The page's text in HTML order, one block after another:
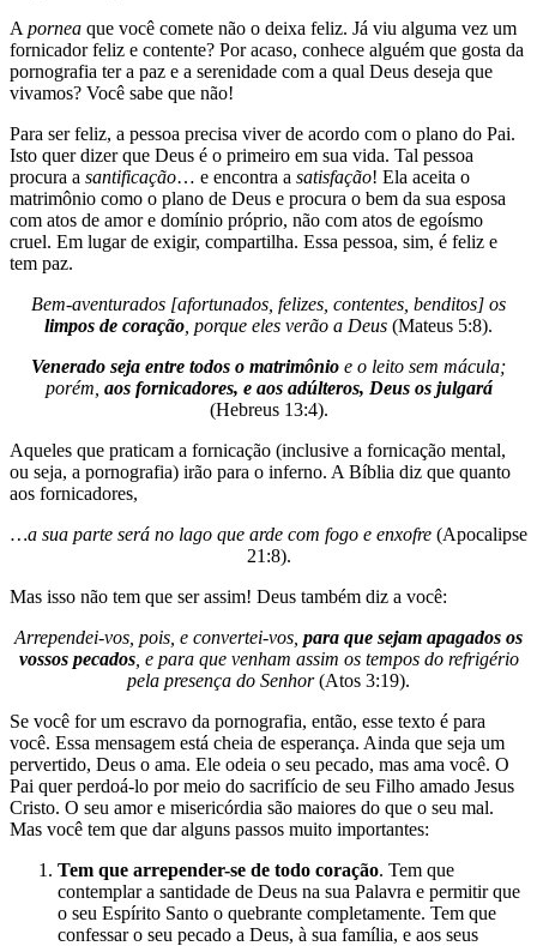
A pornea que você comete não o deixa feliz. Já viu alguma vez um
fornicador feliz e contente? Por acaso, conhece alguém que gosta da
pornografia ter a paz e a serenidade com a qual Deus deseja que
vivamos? Você sabe que não!
Para ser feliz, a pessoa precisa viver de acordo com o plano do Pai.
Isto quer dizer que Deus é o primeiro em sua vida. Tal pessoa
procura a santificação… e encontra a satisfação! Ela aceita o
matrimônio como o plano de Deus e procura o bem da sua esposa
com atos de amor e domínio próprio, não com atos de egoísmo
cruel. Em lugar de exigir, compartilha. Essa pessoa, sim, é feliz e
tem paz.
Bem-aventurados [afortunados, felizes, contentes, benditos] os
limpos de coração , porque eles verão a Deus (Mateus 5:8).
Venerado seja entre todos o matrimônio e o leito sem mácula;
porém, aos fornicadores, e aos adúlteros, Deus os julgará
(Hebreus 13:4).
Aqueles que praticam a fornicação (inclusive a fornicação mental,
ou seja, a pornografia) irão para o inferno. A Bíblia diz que quanto
aos fornicadores,
…a sua parte será no lago que arde com fogo e enxofre(Apocalipse
21:8).
Mas isso não tem que ser assim! Deus também diz a você:
Arrependei-vos, pois, e convertei-vos, para que sejam apagados os
vossos pecados, e para que venham assim os tempos do refrigério
pela presença do Senhor(Atos 3:19).
Se você for um escravo da pornografia, então, esse texto é para
você. Essa mensagem está cheia de esperança. Ainda que seja um
pervertido, Deus o ama. Ele odeia o seu pecado, mas ama você. O
Pai quer perdoá-lo por meio do sacrifício de seu Filho amado Jesus
Cristo. O seu amor e misericórdia são maiores do que o seu mal.
Mas você tem que dar alguns passos muito importantes:
Tem que arrepender-se de todo coração. Tem que
contemplar a santidade de Deus na sua Palavra e permitir que
o seu Espírito Santo o quebrante completamente. Tem que
confessar o seu pecado a Deus, à sua família, e aos seus